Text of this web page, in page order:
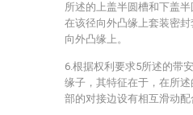
所述的上盖半圆槽和下盖
在该径向外凸缘上套装密
向外凸缘上。
6.根据权利要求5所述的带
缘子，其特征在于，在所
部的对接边设有相互滑动配